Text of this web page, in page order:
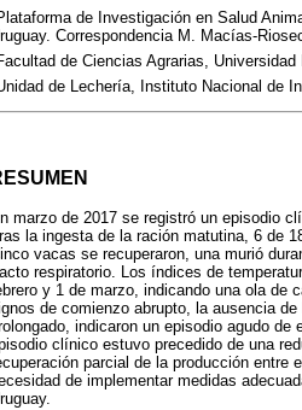
de Investigación en Salud
Correspondencia M. Macías-
de Ciencias Agrarias,
de Lechería, Instituto Nacional de
marzo de 2017 se registró un episodio
la ingesta de la ración matutina, 6 de
vacas se recuperaron, una murió
respiratorio. Los índices de
y 1 de marzo, indicando una ola de
de comienzo abrupto, la ausencia
indicaron un episodio agudo
clínico estuvo precedido de una
parcial de la producción entre
de implementar medidas